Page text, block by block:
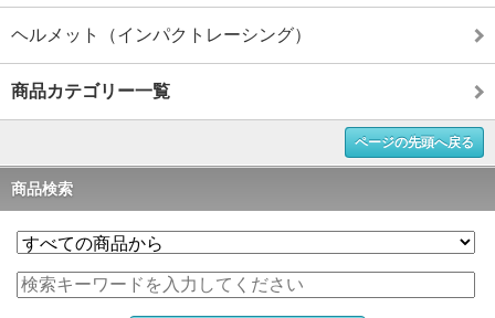
ヘルメット（インパクトレーシング）
商品カテゴリー一覧
ページの先頭へ戻る
商品検索